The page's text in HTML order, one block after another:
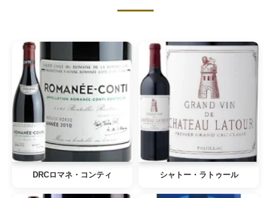
DRCロマネ・コンティ シャトー・ラトゥール